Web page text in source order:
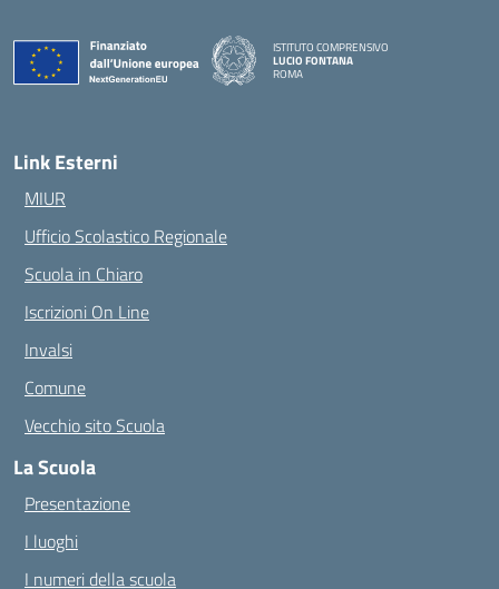
ISTITUTO COMPRENSIVO
LUCIO FONTANA
ROMA
Link Esterni
MIUR
Ufficio Scolastico Regionale
Scuola in Chiaro
Iscrizioni On Line
Invalsi
Comune
Vecchio sito Scuola
La Scuola
Presentazione
I luoghi
I numeri della scuola